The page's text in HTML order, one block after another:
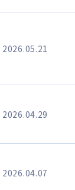
2026.05.21
2026.04.29
2026.04.07